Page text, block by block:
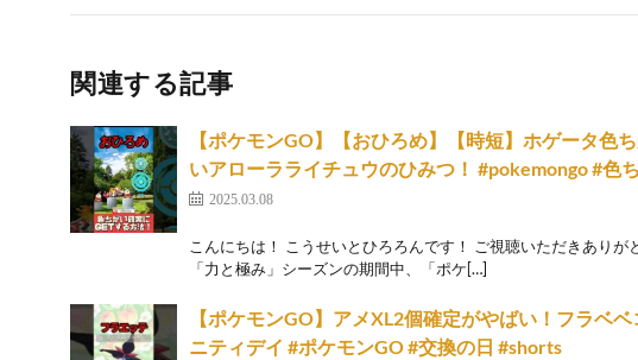
関連する記事
【ポケモンGO】【おひろめ】【時短】ホゲータ色
いアローラライチュウのひみつ！ #pokemongo #色
2025.03.08
こんにちは！ こうせいとひろろんです！ ご視聴いただきあり
「力と極み」シーズンの期間中、「ポケ[…]
【ポケモンGO】アメXL2個確定がやばい！フラベ
ニティデイ #ポケモンGO #交換の日 #shorts